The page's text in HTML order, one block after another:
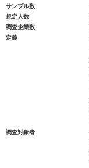
サンプル数
規定人数
調査企業数
定義
調査対象者